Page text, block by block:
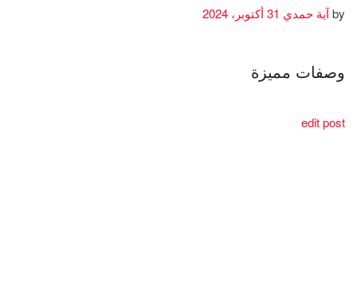
byآية حمدي
وصفات مميزة
edit post